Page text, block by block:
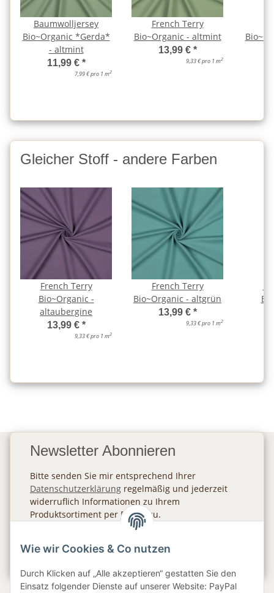
Baumwolljersey
Bio~Organic *Gerda*
- altmint
11,99 € *
7,99 € pro 1 m2
French Terry
Bio~Organic - altmint
13,99 € *
9,33 € pro 1 m2
Gleicher Stoff - andere Farben
French Terry
Bio~Organic -
altaubergine
13,99 € *
9,33 € pro 1 m2
French Terry
Bio~Organic - altgrün
13,99 € *
9,33 € pro 1 m2
Newsletter Abonnieren
Bitte senden Sie mir entsprechend Ihrer
Datenschutzerklärung regelmäßig und jederzeit
widerruflich Informationen zu Ihrem
Produktsortiment per E-Mail zu.
Wie wir Cookies & Co nutzen
Durch Klicken auf „Alle akzeptieren“ gestatten Sie den
Einsatz folgender Dienste auf unserer Website: PayPal